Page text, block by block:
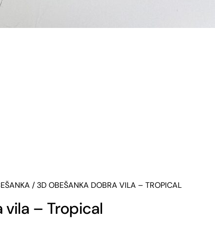
/ 3D OBEŠANKA DOBRA VILA – TROPICAL
vila – Tropical